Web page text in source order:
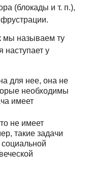
(блокады и т. п.),
мы называем ту
наступает у
для нее, она не
необходимы
имеет
не имеет
такие задачи